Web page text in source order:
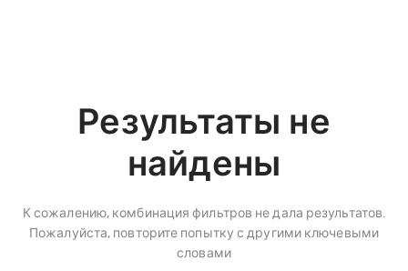
Результаты не
найдены
К сожалению, комбинация фильтров не дала результатов.
Пожалуйста, повторите попытку с другими ключевыми
словами